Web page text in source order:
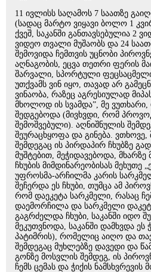
11 ივლისს საღამოს 7 საათზე
(სადაც მარტო ვიყავი ბოლო 1
ქვეშ, საკანში განთავსებულია 2
ვიდეო თვალი მუშაობს და 24
შემოვიდა ჩემთვის უცნობი
აღნაგობის, ეცვა თეთრი ფერის
შარვალი, სპორტული
უთქვამს ვინ იყო, თავად არ
ვინაობა, რაზეც აგრესიულად
მხოლოდ ის სვამდა”, მე ვუთხარი,
შედგებოდა (მივხვდი, რომ
შემოშვებული). აღნიშნულის
შეურაცხყოფა და გინება. ვთხოვე,
შემდეგაც ის პირდაპირ ჩხუბზე
მუშტებით, მეჭიდავებოდა, მხარზე
ჩხუბის მიმდინარეობისას მეხუთე
უფროსმა-არჩილმა კარის
შეჩერდა ეს ჩხუბი, თუმცა ამ
რომ დაეკეტა სარკმელი, რასაც
დაემორჩილა და სარკმელი
გაგრძელდა ჩხუბი, საკანში იდო
მეკუთვნოდა, საკანში დამხვდა ეს
პატიმრის), რომელიც აიღო და
შემდეგაც მუხლებზე დავედი და
გონზე მოსვლის შემდეგ, ის
ჩემს ცემას და ჭიქის